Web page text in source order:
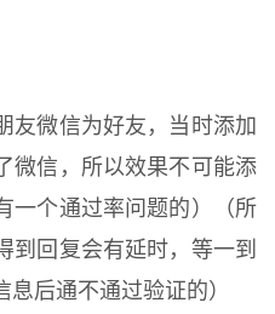
友微信为好友，当时添加
微信，所以效果不可能添
一个通过率问题的）（所
到回复会有延时，等一到
后通不通过验证的）